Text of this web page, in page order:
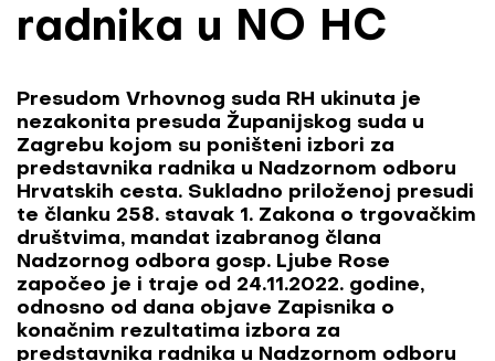
radnika u NO HC
Presudom Vrhovnog suda RH ukinuta je
nezakonita presuda Županijskog suda u
Zagrebu kojom su poništeni izbori za
predstavnika radnika u Nadzornom odboru
Hrvatskih cesta. Sukladno priloženoj presudi
te članku 258. stavak 1. Zakona o trgovačkim
društvima, mandat izabranog člana
Nadzornog odbora gosp. Ljube Rose
započeo je i traje od 24.11.2022. godine,
odnosno od dana objave Zapisnika o
konačnim rezultatima izbora za
predstavnika radnika u Nadzornom odboru